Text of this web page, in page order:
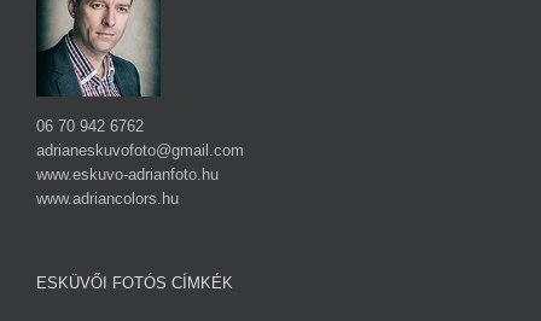
06 70 942 6762
adrianeskuvofoto@gmail.com
www.eskuvo-adrianfoto.hu
www.adriancolors.hu
ESKÜVŐI FOTÓS CÍMKÉK